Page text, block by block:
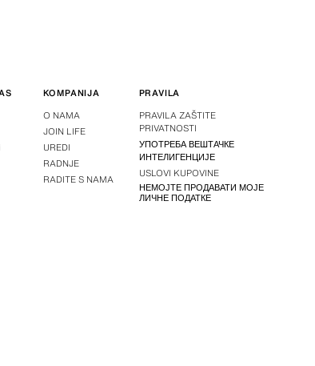
KOMPANIJA
O NAMA
JOIN LIFE
UREDI
RADNJE
RADITE S NAMA
PRAVILA
PRAVILA ZAŠTITE
PRIVATNOSTI
УПОТРЕБА ВЕШТАЧКЕ
ИНТЕЛИГЕНЦИЈЕ
USLOVI KUPOVINE
НЕМОЈТЕ ПРОДАВАТИ МОЈЕ
ЛИЧНЕ ПОДАТКЕ